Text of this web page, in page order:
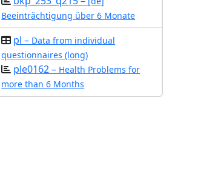
Beeinträchtigung über 6 Monate
pl – Data from individual
questionnaires (long)
ple0162 – Health Problems for
more than 6 Months